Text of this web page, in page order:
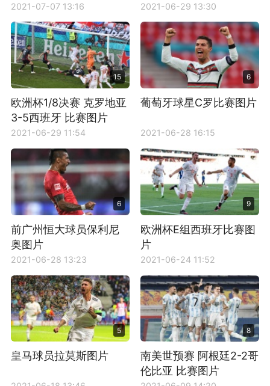
2021-07-07 13:16 2021-06-29 13:30
15
欧洲杯1/8决赛 克罗地亚
3-5西班牙 比赛图片
2021-06-29 11:54
6
葡萄牙球星C罗比赛图片
2021-06-28 16:15
6
前广州恒大球员保利尼
奥图片
2021-06-28 13:23
9
欧洲杯E组西班牙比赛图
片
2021-06-24 11:52
5
皇马球员拉莫斯图片
8
南美世预赛 阿根廷2-2哥
伦比亚 比赛图片